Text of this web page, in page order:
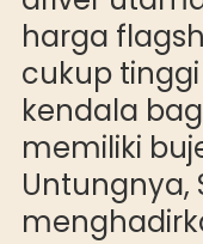
harga
cukup
kendala
memiliki
Untungnya,